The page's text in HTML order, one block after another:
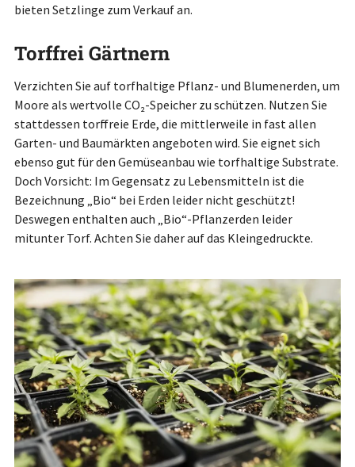
bieten Setzlinge zum Verkauf an.
Torffrei Gärtnern
Verzichten Sie auf torfhaltige Pflanz- und Blumenerden, um
Moore als wertvolle CO₂-Speicher zu schützen. Nutzen Sie
stattdessen torffreie Erde, die mittlerweile in fast allen
Garten- und Baumärkten angeboten wird. Sie eignet sich
ebenso gut für den Gemüseanbau wie torfhaltige Substrate.
Doch Vorsicht: Im Gegensatz zu Lebensmitteln ist die
Bezeichnung „Bio“ bei Erden leider nicht geschützt!
Deswegen enthalten auch „Bio“-Pflanzerden leider
mitunter Torf. Achten Sie daher auf das Kleingedruckte.